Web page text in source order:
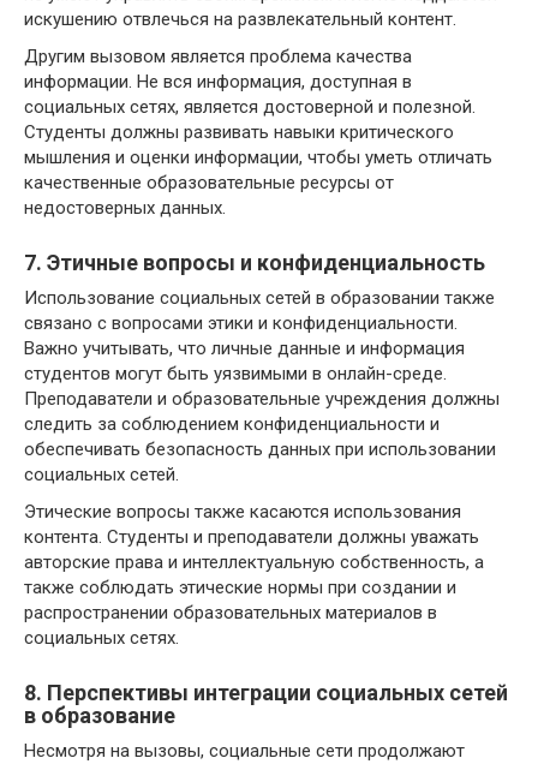
искушению отвлечься на развлекательный контент.
Другим вызовом является проблема качества
информации. Не вся информация, доступная в
социальных сетях, является достоверной и полезной.
Студенты должны развивать навыки критического
мышления и оценки информации, чтобы уметь отличать
качественные образовательные ресурсы от
недостоверных данных.
7. Этичные вопросы и конфиденциальность
Использование социальных сетей в образовании также
связано с вопросами этики и конфиденциальности.
Важно учитывать, что личные данные и информация
студентов могут быть уязвимыми в онлайн-среде.
Преподаватели и образовательные учреждения должны
следить за соблюдением конфиденциальности и
обеспечивать безопасность данных при использовании
социальных сетей.
Этические вопросы также касаются использования
контента. Студенты и преподаватели должны уважать
авторские права и интеллектуальную собственность, а
также соблюдать этические нормы при создании и
распространении образовательных материалов в
социальных сетях.
8. Перспективы интеграции социальных сетей
в образование
Несмотря на вызовы, социальные сети продолжают